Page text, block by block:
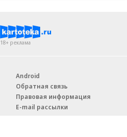
18+ реклама
Android
Обратная связь
Правовая информация
E-mail рассылки